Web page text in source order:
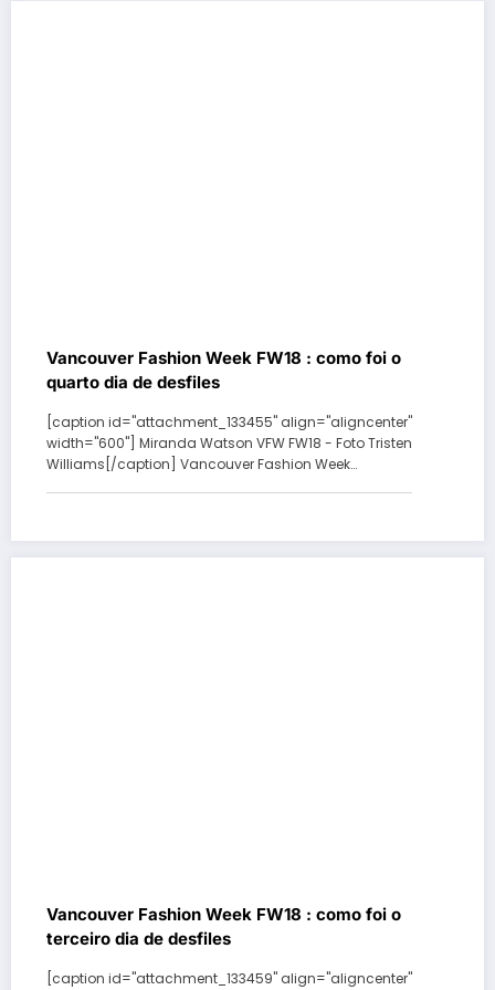
Vancouver Fashion Week FW18 : como foi o
quarto dia de desfiles
[caption id="attachment_133455" align="aligncenter"
width="600"] Miranda Watson VFW FW18 - Foto Tristen
Williams[/caption] Vancouver Fashion Week…
Vancouver Fashion Week FW18 : como foi o
terceiro dia de desfiles
[caption id="attachment_133459" align="aligncenter"